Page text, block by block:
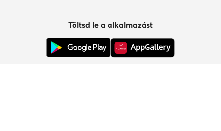
Töltsd le a alkalmazást